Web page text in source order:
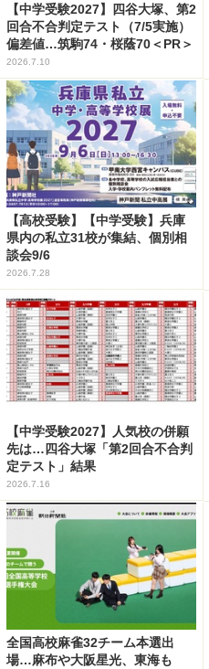
【中学受験2027】四谷大塚、第2
回合不合判定テスト（7/5実施）
偏差値…筑駒74・桜蔭70＜PR＞
2026.7.10
【高校受験】【中学受験】兵庫
県内の私立31校が集結、個別相
談会9/6
2026.7.28
【中学受験2027】人気校の併願
先は…四谷大塚「第2回合不合判
定テスト」結果
2026.7.16
全国高校麻雀32チーム本選出
場…麻布や大阪星光、東海も